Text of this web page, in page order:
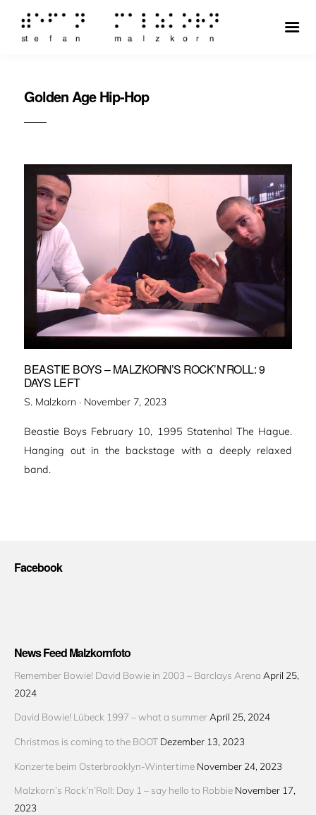
Golden Age Hip-Hop
BEASTIE BOYS – MALZKORN’S ROCK’N’ROLL: 9
DAYS LEFT
S. Malzkorn · Veröffentlicht
November 7, 2023
Beastie Boys February 10, 1995 Statenhal The Hague.
Hanging out in the backstage with a deeply relaxed
band.
Facebook
News Feed Malzkornfoto
Remember Bowie! David Bowie in 2003 – Barclays Arena April 25,
2024
David Bowie! Lübeck 1997 – what a summer April 25, 2024
Christmas is coming to the BOOT Dezember 13, 2023
Konzerte beim Osterbrooklyn-Wintertime November 24, 2023
Malzkorn’s Rock’n’Roll: Day 1 – say hello to Robbie November 17,
2023